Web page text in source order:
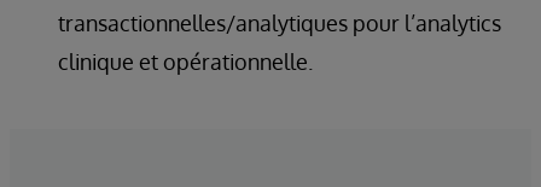
transactionnelles/analytiques pour l’analytics
clinique et opérationnelle.